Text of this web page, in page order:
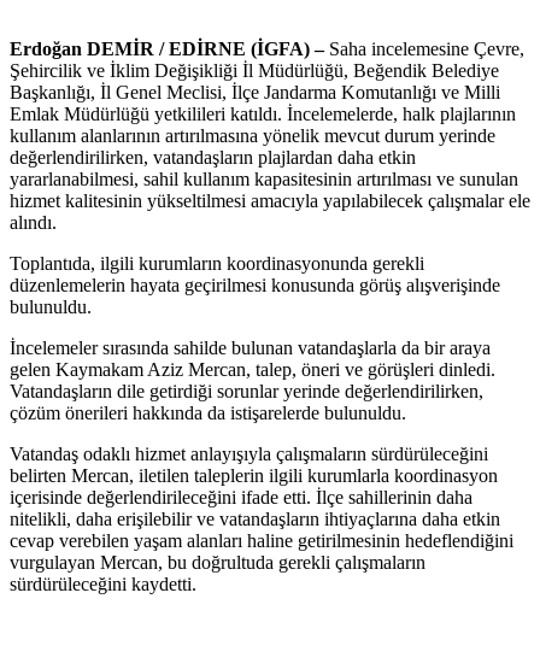
Erdoğan DEMİR / EDİRNE (İGFA) – Saha incelemesine Çevre,
Şehircilik ve İklim Değişikliği İl Müdürlüğü, Beğendik Belediye
Başkanlığı, İl Genel Meclisi, İlçe Jandarma Komutanlığı ve Milli
Emlak Müdürlüğü yetkilileri katıldı. İncelemelerde, halk plajlarının
kullanım alanlarının artırılmasına yönelik mevcut durum yerinde
değerlendirilirken, vatandaşların plajlardan daha etkin
yararlanabilmesi, sahil kullanım kapasitesinin artırılması ve sunulan
hizmet kalitesinin yükseltilmesi amacıyla yapılabilecek çalışmalar ele
alındı.
Toplantıda, ilgili kurumların koordinasyonunda gerekli
düzenlemelerin hayata geçirilmesi konusunda görüş alışverişinde
bulunuldu.
İncelemeler sırasında sahilde bulunan vatandaşlarla da bir araya
gelen Kaymakam Aziz Mercan, talep, öneri ve görüşleri dinledi.
Vatandaşların dile getirdiği sorunlar yerinde değerlendirilirken,
çözüm önerileri hakkında da istişarelerde bulunuldu.
Vatandaş odaklı hizmet anlayışıyla çalışmaların sürdürüleceğini
belirten Mercan, iletilen taleplerin ilgili kurumlarla koordinasyon
içerisinde değerlendirileceğini ifade etti. İlçe sahillerinin daha
nitelikli, daha erişilebilir ve vatandaşların ihtiyaçlarına daha etkin
cevap verebilen yaşam alanları haline getirilmesinin hedeflendiğini
vurgulayan Mercan, bu doğrultuda gerekli çalışmaların
sürdürüleceğini kaydetti.